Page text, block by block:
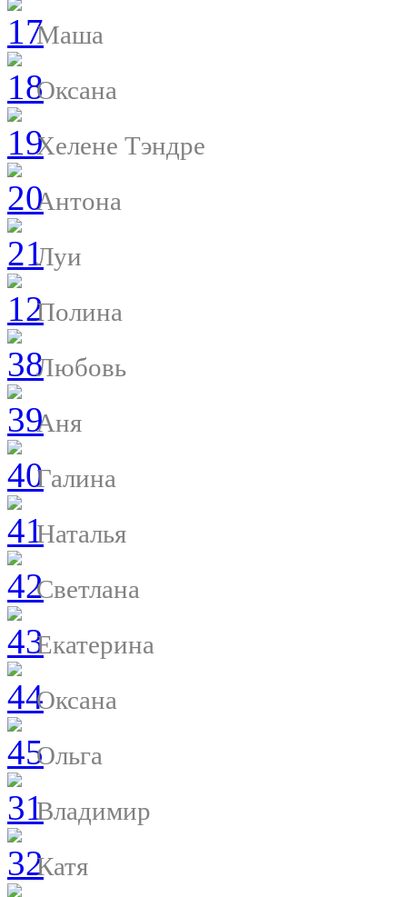
Маша
Оксана
Хелене Тэндре
Антона
Луи
Полина
Любовь
Аня
Галина
Наталья
Светлана
Екатерина
Оксана
Ольга
Владимир
Катя